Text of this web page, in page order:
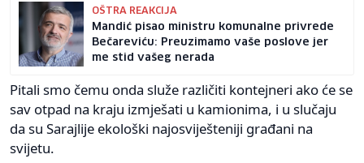
OŠTRA REAKCIJA
Mandić pisao ministru komunalne privrede
Bečareviću: Preuzimamo vaše poslove jer
me stid vašeg nerada
Pitali smo čemu onda služe različiti kontejneri ako će se
sav otpad na kraju izmješati u kamionima, i u slučaju
da su Sarajlije ekološki najosviješteniji građani na
svijetu.